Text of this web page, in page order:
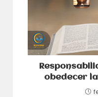
obedecer